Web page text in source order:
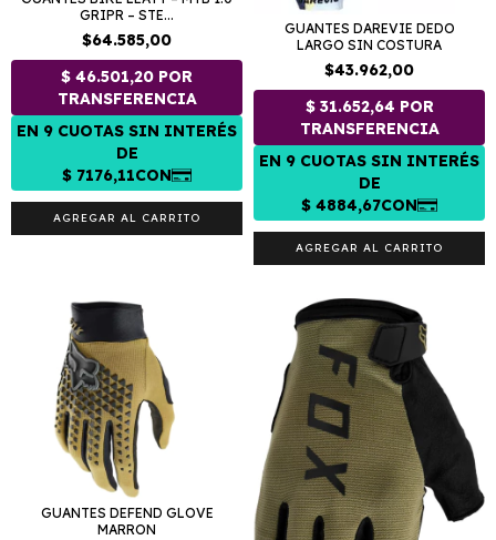
GRIPR – STE...
$64.585,00
AGREGAR AL CARRITO
GUANTES DAREVIE DEDO
LARGO SIN COSTURA
$43.962,00
AGREGAR AL CARRITO
GUANTES DEFEND GLOVE
MARRON